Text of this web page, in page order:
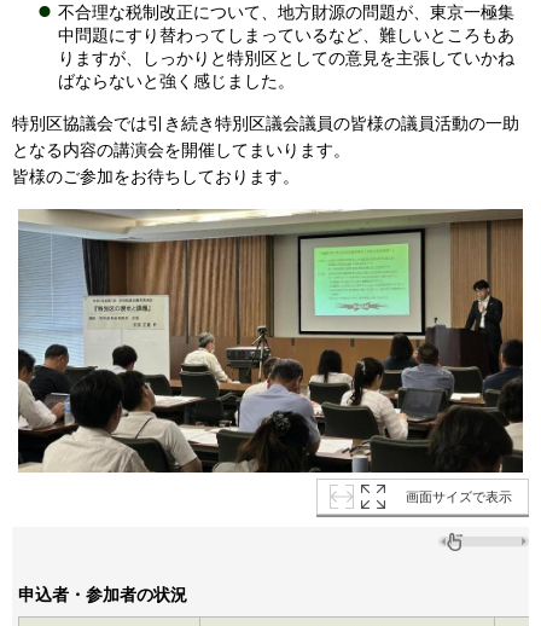
不合理な税制改正について、地方財源の問題が、東京一極集
中問題にすり替わってしまっているなど、難しいところもあ
りますが、しっかりと特別区としての意見を主張していかね
ばならないと強く感じました。
特別区協議会では引き続き特別区議会議員の皆様の議員活動の一助
となる内容の講演会を開催してまいります。
皆様のご参加をお待ちしております。
画面サイズで表示
申込者・参加者の状況